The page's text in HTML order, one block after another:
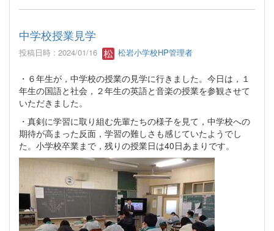
中学校授業見学
投稿日時 : 2024/01/16 松岩小学校HP管理者
・６年生が，中学校の授業の見学に行きました。今日は，１
年生の国語と社会，２年生の英語と音楽の授業を参観させて
いただきました。
・真剣に学習に取り組む先輩たちの様子を見て，中学校への
期待が高まった反面，学習の難しさも感じていたようでし
た。小学校卒業まで，残りの授業日は40日あまりです。